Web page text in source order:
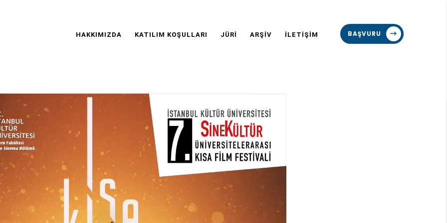
Navigation
HAKKIMIZDA KATILIM KOŞULLARI JÜRİ ARŞİV İLETİŞİM BAŞVURU